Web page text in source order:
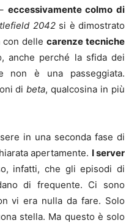
eccessivamente colmo di
2042si è dimostrato
delle carenze tecniche
anche perché la sfida dei
non è una passeggiata.
dibeta, qualcosina in più
in una seconda fase di
apertamente. I server
infatti, che gli episodi di
di frequente. Ci sono
vi era nulla da fare. Solo
stella. Ma questo è solo